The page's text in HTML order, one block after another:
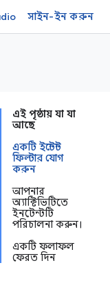
সাইন-ইন করুন
এই পৃষ্ঠায় যা যা
আছে
একটি ইন্টেন্ট
ফিল্টার যোগ
করুন
আপনার
অ্যাক্টিভিটিতে
ইনটেন্টটি
পরিচালনা করুন।
একটি ফলাফল
ফেরত দিন